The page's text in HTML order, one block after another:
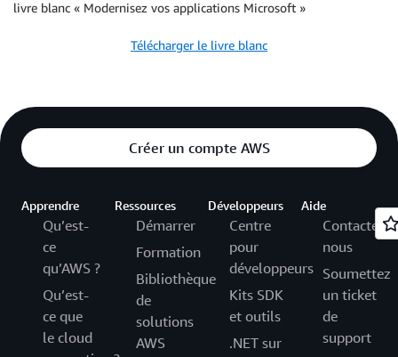
livre blanc « Modernisez vos applications Microsoft »
Télécharger le livre blanc
Créer un compte AWS
Apprendre
Qu’est-
ce
qu’AWS ?
Qu’est-
ce que
le cloud
Ressources
Démarrer
Formation
Bibliothèque
de
solutions
AWS
Développeurs
Centre
pour
développeurs
Kits SDK
et outils
.NET sur
Aide
Contactez-
nous
Soumettez
un ticket
de
support